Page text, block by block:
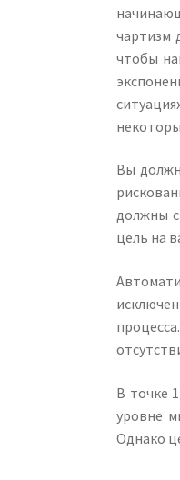
чартизм
чтобы
Вы
должны
цель на
В точке
уровне
Однако